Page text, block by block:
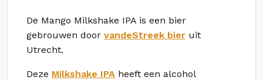
De Mango Milkshake IPA is een bier
gebrouwen door vandeStreek bier uit
Utrecht.
Deze Milkshake IPA heeft een alcohol